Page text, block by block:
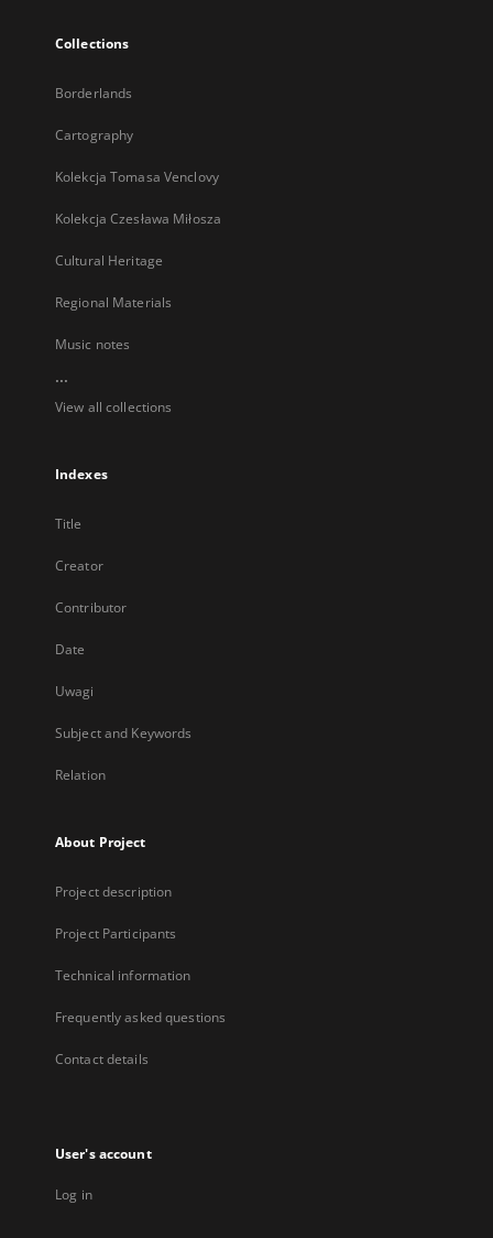
Collections
Borderlands
Cartography
Kolekcja Tomasa Venclovy
Kolekcja Czesława Miłosza
Cultural Heritage
Regional Materials
Music notes
...
View all collections
Indexes
Title
Creator
Contributor
Date
Uwagi
Subject and Keywords
Relation
About Project
Project description
Project Participants
Technical information
Frequently asked questions
Contact details
User's account
Log in